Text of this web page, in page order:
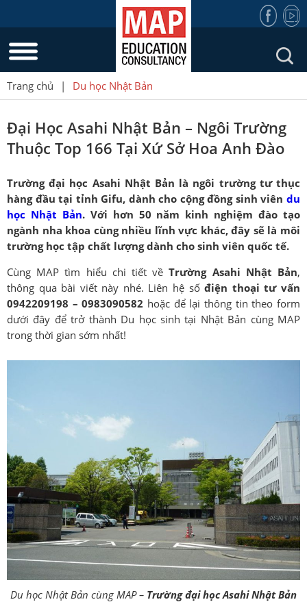
Trang chủ | Du học Nhật Bản
Đại Học Asahi Nhật Bản – Ngôi Trường
Thuộc Top 166 Tại Xứ Sở Hoa Anh Đào
Trường đại học Asahi Nhật Bản là ngôi trường tư thục
hàng đầu tại tỉnh Gifu, dành cho cộng đồng sinh viên du
học Nhật Bản. Với hơn 50 năm kinh nghiệm đào tạo
ngành nha khoa cùng nhiều lĩnh vực khác, đây sẽ là môi
trường học tập chất lượng dành cho sinh viên quốc tế.
Cùng MAP tìm hiểu chi tiết vềTrường Asahi Nhật Bản,
thông qua bài viết này nhé. Liên hệ sốđiện thoại tư vấn
0942209198 – 0983090582 hoặc để lại thông tin theo form
dưới đây để trở thành Du học sinh tại Nhật Bản cùng MAP
trong thời gian sớm nhất!
Du học Nhật Bản cùng MAP – Trường đại học Asahi Nhật Bản